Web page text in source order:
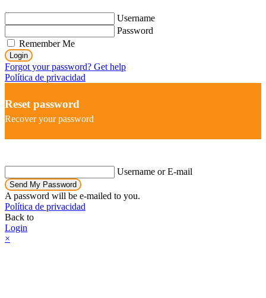
Username
Password
Remember Me
Login
Forgot your password? Get help
Política de privacidad
Reset password
Recover your password
Username or E-mail
Send My Password
A password will be e-mailed to you.
Política de privacidad
Back to
Login
×